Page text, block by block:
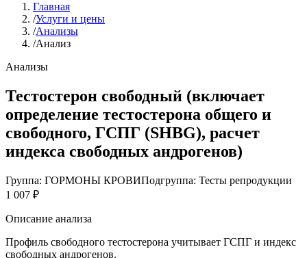
Главная
/Услуги и цены
/Анализы
/Анализ
Анализы
Тестостерон свободный (включает
определение тестостерона общего и
свободного, ГСПГ (SHBG), расчет
индекса свободных андрогенов)
Группа: ГОРМОНЫ КРОВИПодгруппа: Тесты репродукции
1 007 ₽
Описание анализа
Профиль свободного тестостерона учитывает ГСПГ и индекс
свободных андрогенов.